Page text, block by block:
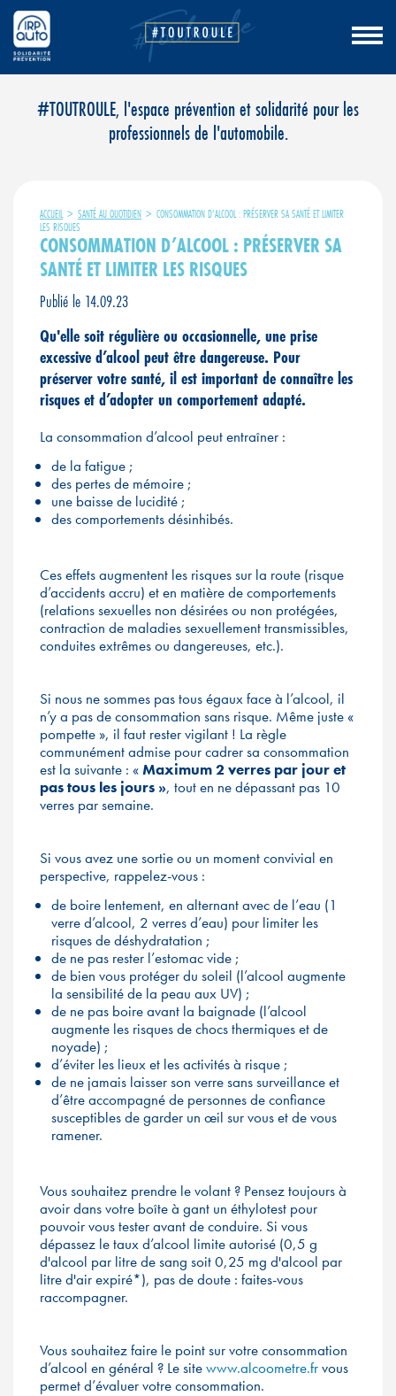
#TOUTROULE, l'espace prévention et solidarité pour les
professionnels de l'automobile.
ACCUEIL > SANTÉ AU QUOTIDIEN > CONSOMMATION D’ALCOOL : PRÉSERVER SA SANTÉ ET LIMITER
LES RISQUES
CONSOMMATION D’ALCOOL : PRÉSERVER SA
SANTÉ ET LIMITER LES RISQUES
Publié le 14.09.23
Qu'elle soit régulière ou occasionnelle, une prise
excessive d’alcool peut être dangereuse. Pour
préserver votre santé, il est important de connaître les
risques et d’adopter un comportement adapté.
La consommation d’alcool peut entraîner :
de la fatigue ;
des pertes de mémoire ;
une baisse de lucidité ;
des comportements désinhibés.
Ces effets augmentent les risques sur la route (risque
d’accidents accru) et en matière de comportements
(relations sexuelles non désirées ou non protégées,
contraction de maladies sexuellement transmissibles,
conduites extrêmes ou dangereuses, etc.).
Si nous ne sommes pas tous égaux face à l’alcool, il
n’y a pas de consommation sans risque. Même juste «
pompette », il faut rester vigilant ! La règle
communément admise pour cadrer sa consommation
est la suivante : «Maximum 2 verres par jour et
pas tous les jours », tout en ne dépassant pas 10
verres par semaine.
Si vous avez une sortie ou un moment convivial en
perspective, rappelez-vous :
de boire lentement, en alternant avec de l’eau (1
verre d’alcool, 2 verres d’eau) pour limiter les
risques de déshydratation ;
de ne pas rester l’estomac vide ;
de bien vous protéger du soleil (l’alcool augmente
la sensibilité de la peau aux UV) ;
de ne pas boire avant la baignade (l’alcool
augmente les risques de chocs thermiques et de
noyade) ;
d’éviter les lieux et les activités à risque ;
de ne jamais laisser son verre sans surveillance et
d’être accompagné de personnes de confiance
susceptibles de garder un œil sur vous et de vous
ramener.
Vous souhaitez prendre le volant ? Pensez toujours à
avoir dans votre boîte à gant un éthylotest pour
pouvoir vous tester avant de conduire. Si vous
dépassez le taux d’alcool limite autorisé (0,5 g
d'alcool par litre de sang soit 0,25 mg d'alcool par
litre d'air expiré*), pas de doute : faites-vous
raccompagner.
Vous souhaitez faire le point sur votre consommation
d’alcool en général ? Le sitewww.alcoometre.frvous
permet d’évaluer votre consommation.